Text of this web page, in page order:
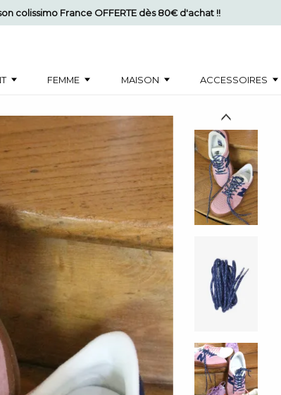
colissimo France OFFERTE dès 80€ d'achat !!
FEMME MAISON ACCESSOIRES